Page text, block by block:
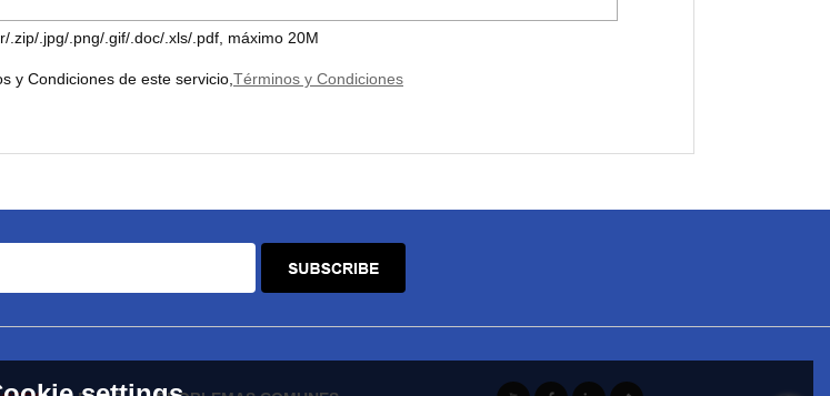
.zip/.jpg/.png/.gif/.doc/.xls/.pdf, máximo 20M
y Condiciones de este servicio, Términos y Condiciones